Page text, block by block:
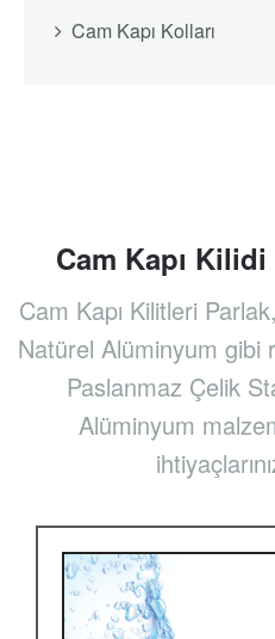
Cam Kapı Kolları
Cam Kapı
Cam Kapı Kilitleri
Natürel Alüminyum gibi
Paslanmaz Çelik
Alüminyum